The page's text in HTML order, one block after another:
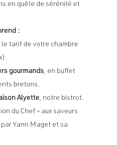
en quête de sérénité et
:
tarif de votre chambre
gourmands, en buffet
bretons.
Alyette, notre bistrot.
du Chef » aux saveurs
Yann Maget et sa